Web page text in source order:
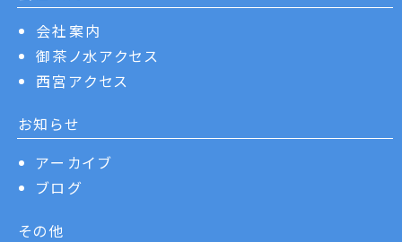
会社案内
御茶ノ水アクセス
西宮アクセス
お知らせ
アーカイブ
ブログ
その他